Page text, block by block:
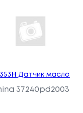
Датчик масла
37240pd2003